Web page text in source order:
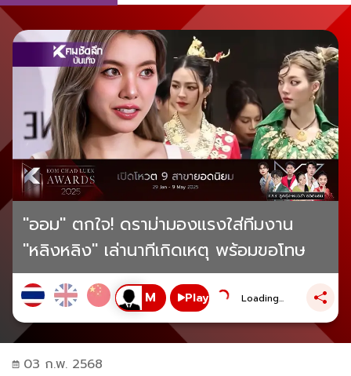
"ออม" ตกใจ! ดราม่ามองแรงใส่ทีมงาน
"หลิงหลิง" เล่านาทีเกิดเหตุ พร้อมขอโทษ
Play Loading...
03 ก.พ. 2568